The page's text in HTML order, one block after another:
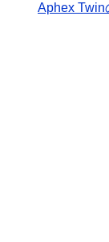
Aphex Twin